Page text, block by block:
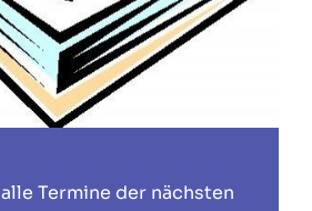
Termine der nächsten